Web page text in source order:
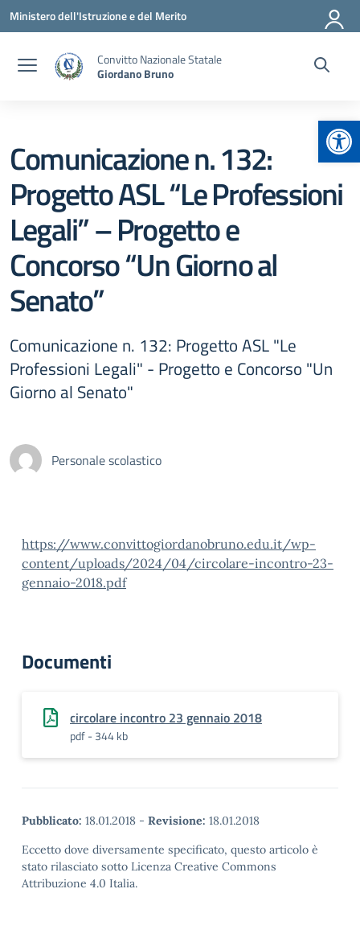
Vai ai contenuti
Vai al menu di navigazione
Vai al footer
Ministero dell'Istruzione e del Merito
Convitto Nazionale Statale
Giordano Bruno
Comunicazione n. 132:
Progetto ASL “Le Professioni
Legali” – Progetto e
Concorso “Un Giorno al
Senato”
Comunicazione n. 132: Progetto ASL "Le
Professioni Legali" - Progetto e Concorso "Un
Giorno al Senato"
Personale scolastico
https://www.convittogiordanobruno.edu.it/wp-
content/uploads/2024/04/circolare-incontro-23-
gennaio-2018.pdf
Documenti
circolare incontro 23 gennaio 2018
pdf - 344 kb
Pubblicato: 18.01.2018 - Revisione: 18.01.2018
Eccetto dove diversamente specificato, questo articolo è
stato rilasciato sotto Licenza Creative Commons
Attribuzione 4.0 Italia.